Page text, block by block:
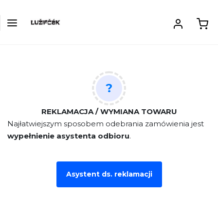
?
REKLAMACJA / WYMIANA TOWARU
Najłatwiejszym sposobem odebrania zamówienia jest
wypełnienie asystenta odbioru.
Asystent ds. reklamacji